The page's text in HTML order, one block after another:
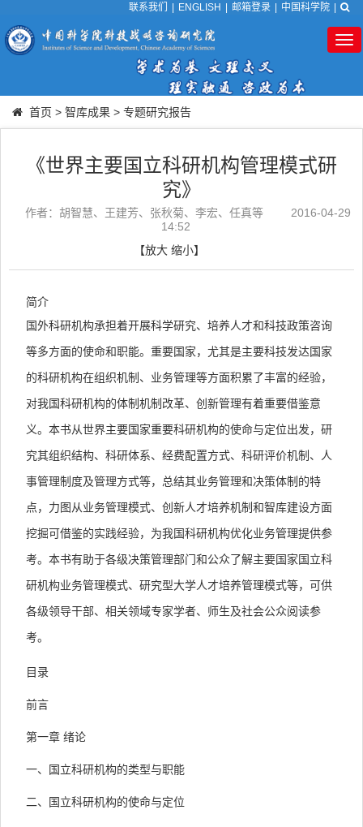
联系我们 ENGLISH 邮箱登录 中国科学院
首页 > 智库成果 > 专题研究报告
《世界主要国立科研机构管理模式研
究》
作者：胡智慧、王建芳、张秋菊、李宏、任真等
2016-04-29
14:52
【放大 缩小】
简介
国外科研机构承担着开展科学研究、培养人才和科技政策咨询
等多方面的使命和职能。重要国家，尤其是主要科技发达国家
的科研机构在组织机制、业务管理等方面积累了丰富的经验，
对我国科研机构的体制机制改革、创新管理有着重要借鉴意
义。本书从世界主要国家重要科研机构的使命与定位出发，研
究其组织结构、科研体系、经费配置方式、科研评价机制、人
事管理制度及管理方式等，总结其业务管理和决策体制的特
点，力图从业务管理模式、创新人才培养机制和智库建设方面
挖掘可借鉴的实践经验，为我国科研机构优化业务管理提供参
考。本书有助于各级决策管理部门和公众了解主要国家国立科
研机构业务管理模式、研究型大学人才培养管理模式等，可供
各级领导干部、相关领域专家学者、师生及社会公众阅读参
考。
目录
前言
第一章 绪论
一、国立科研机构的类型与职能
二、国立科研机构的使命与定位